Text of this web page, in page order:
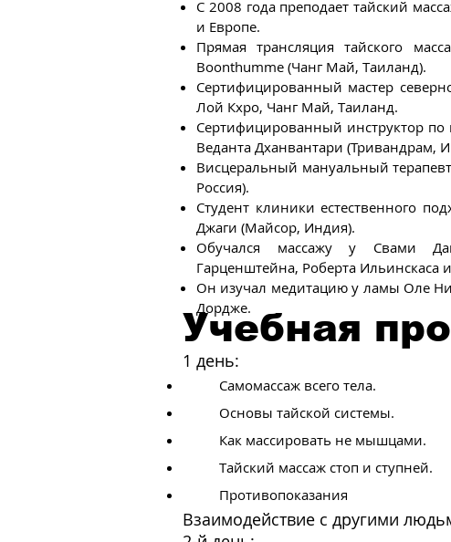
С 2008 года преподает тайский
и Европе.
Прямая трансляция тайского
Boonthumme (Чанг Май, Таиланд).
Сертифицированный мастер
Лой Кхро, Чанг Май, Таиланд.
Сертифицированный инструктор
Веданта Дханвантари (Тривандрам,
Висцеральный мануальный
Россия).
Студент клиники естественного
Джаги (Майсор, Индия).
Обучался массажу у Свами
Гарценштейна, Роберта Ильинскаса
Он изучал медитацию у ламы Оле
Дордже.
Учебная
1 день:
Самомассаж всего тела.
Основы тайской системы.
Как массировать не мышцами.
Тайский массаж стоп и ступней.
Противопоказания
Взаимодействие с другими